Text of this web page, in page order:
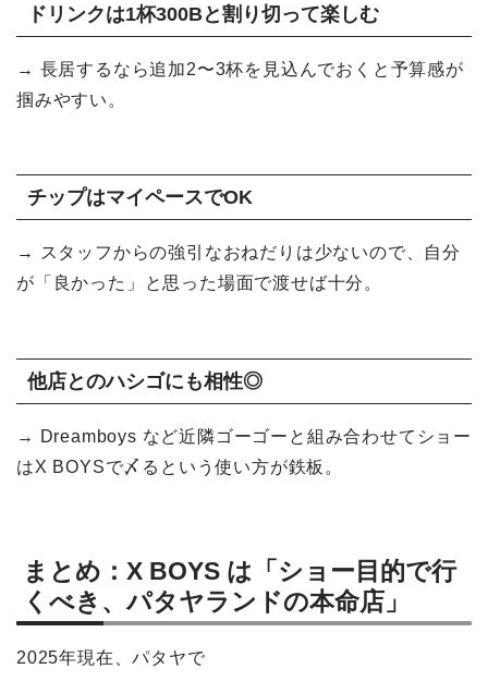
ドリンクは1杯300Bと割り切って楽しむ
→ 長居するなら追加2〜3杯を見込んでおくと予算感が
掴みやすい。
チップはマイペースでOK
→ スタッフからの強引なおねだりは少ないので、自分
が「良かった」と思った場面で渡せば十分。
他店とのハシゴにも相性◎
→ Dreamboys など近隣ゴーゴーと組み合わせてショー
はX BOYSで〆るという使い方が鉄板。
まとめ：X BOYS は「ショー目的で行
くべき、パタヤランドの本命店」
2025年現在、パタヤで